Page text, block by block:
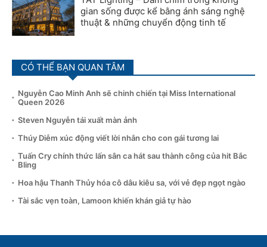
gian sống được kể bằng ánh sáng nghệ
thuật & những chuyển động tinh tế
CÓ THỂ BẠN QUAN TÂM
Nguyễn Cao Minh Anh sẽ chinh chiến tại Miss International
Queen 2026
Steven Nguyễn tái xuất màn ảnh
Thúy Diễm xúc động viết lời nhắn cho con gái tương lai
Tuấn Cry chính thức lấn sân ca hát sau thành công của hit Bắc
Bling
Hoa hậu Thanh Thủy hóa cô dâu kiêu sa, với vẻ đẹp ngọt ngào
Tài sắc vẹn toàn, Lamoon khiến khán giả tự hào